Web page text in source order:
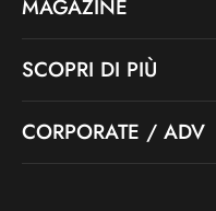
MAGAZINE
SCOPRI DI PIÙ
CORPORATE / ADV